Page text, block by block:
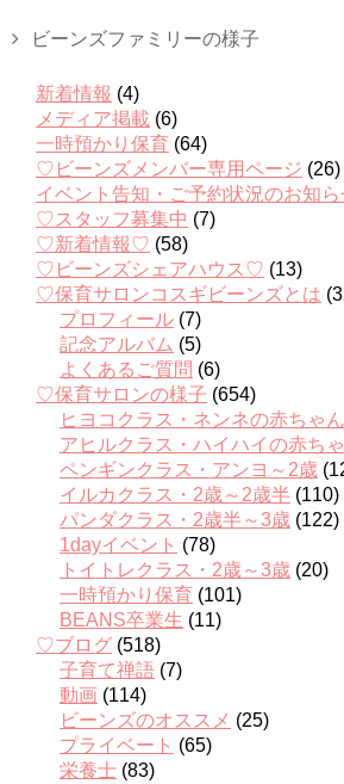
ビーンズファミリーの様子
新着情報 (4)
メディア掲載 (6)
一時預かり保育 (64)
♡ビーンズメンバー専用ページ (26)
イベント告知・ご予約状況のお知ら
♡スタッフ募集中 (7)
♡新着情報♡ (58)
♡ビーンズシェアハウス♡ (13)
♡保育サロンコスギビーンズとは
プロフィール (7)
記念アルバム (5)
よくあるご質問 (6)
♡保育サロンの様子 (654)
ヒヨコクラス・ネンネの赤ちゃん
アヒルクラス・ハイハイの赤ち
ペンギンクラス・アンヨ～2歳
イルカクラス・2歳～2歳半 (110)
パンダクラス・2歳半～3歳 (122)
1dayイベント (78)
トイトレクラス・2歳～3歳 (20)
一時預かり保育 (101)
BEANS卒業生 (11)
♡ブログ (518)
子育て禅語 (7)
動画 (114)
ビーンズのオススメ (25)
プライベート (65)
栄養士 (83)